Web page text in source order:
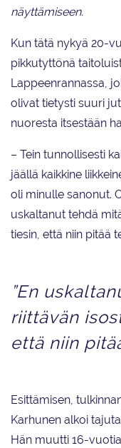
näyttämiseen.
Kun tätä nykyä 20-
pikkutyttönä
Lappeenrannassa,
olivat tietysti suuri
nuoresta itsestään
– Tein tunnollisesti
jäällä kaikkine
oli minulle sanonut.
uskaltanut tehdä
tiesin, että niin pitää
”En
riittävän
että niin
Esittämisen,
Karhunen alkoi
Hän muutti 16-